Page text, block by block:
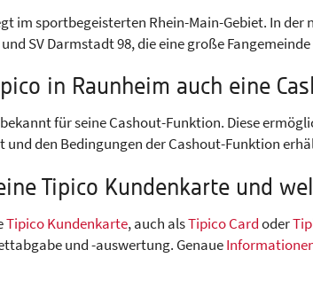
im sportbegeisterten Rhein-Main-Gebiet. In
und SV Darmstadt 98, die eine große
in Raunheim auch eine
für seine Cashout-Funktion. Diese
und den Bedingungen der Cashout-Funktion
Tipico Kundenkarte und
Tipico Kundenkarte, auch alsTipico Cardoder
und -auswertung. Genaue